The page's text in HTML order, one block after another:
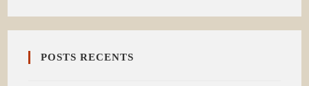
POSTS RECENTS